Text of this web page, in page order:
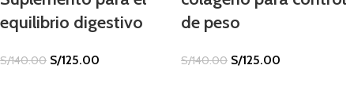
equilibrio digestivo
S/140.00 S/125.00
de peso
S/140.00 S/125.00